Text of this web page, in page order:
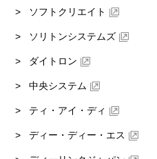
ソフトクリエイト
ソリトンシステムズ
ダイトロン
中央システム
ティ・アイ・ディ
ディー・ディー・エス